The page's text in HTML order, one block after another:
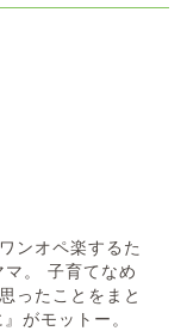
ンオペ楽するた
。 子育てなめ
ったことをまと
がモットー。